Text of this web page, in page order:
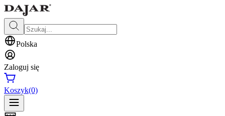
Polska
Zaloguj się
Koszyk(0)